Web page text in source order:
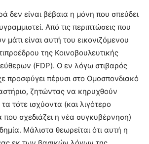
δεν είναι βέβαια η μόνη που σπεύδει
Από τις περιπτώσεις που
μάτι είναι αυτή του εικονιζόμενου
της Κοινοβουλευτικής
(FDP). Ο εν λόγω στιβαρός
προσφύγει πέρυσι στο Ομοσπονδιακό
ζητώντας να κηρυχθούν
τότε ισχύοντα (και λιγότερο
σχεδιάζει η νέα συγκυβέρνηση)
Μάλιστα θεωρείται ότι αυτή η